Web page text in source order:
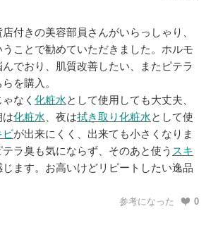
付きの美容部員さんがいらっしゃり、
ことで勧めていただきました。ホルモ
んでおり、肌質改善したい、またピテラ
を購入。
なく 化粧水として使用しても大丈夫、
は化粧水 、夜は拭き取り化粧水として使
ビが出来にくく、出来ても小さくなりま
ラ臭も気にならず、そのあと使う スキ
ます。お高いけどリピートしたい逸品
参考になった 0